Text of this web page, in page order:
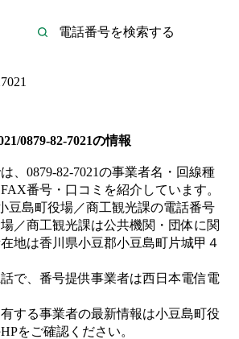
0879-82-7021の情報
、 0879-82-7021の事業者名・回線種
番号・口コミを紹介しています。
豆島町役場／商工観光課の電話番号
／商工観光課は公共機関・団体に関
地は香川県小豆郡小豆島町片城甲４
で、番号提供事業者は西日本電信電
する事業者の最新情報は小豆島町役
をご確認ください。